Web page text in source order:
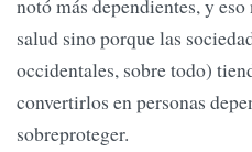
notó más dependientes, y
salud sino porque las
occidentales, sobre todo)
convertirlos en personas
sobreproteger.